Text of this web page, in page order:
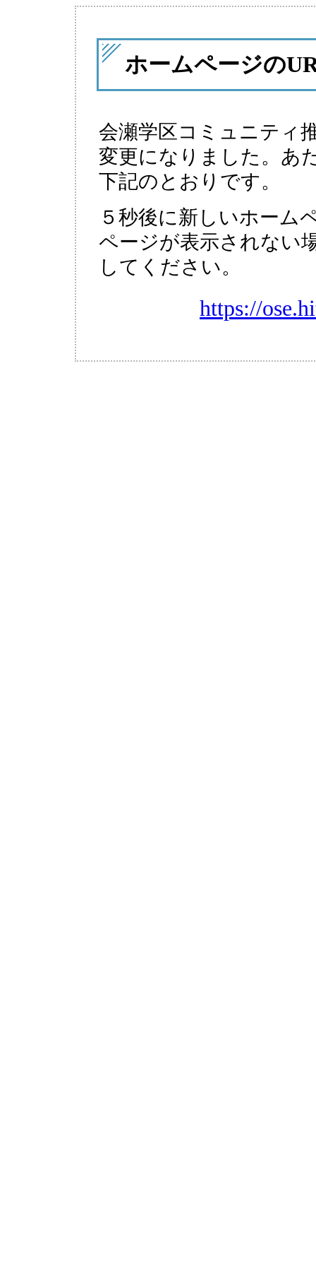
ホームページの
会瀬学区コミュニティ
変更になりました。あ
下記のとおりです。
５秒後に新しいホーム
ページが表示されない
してください。
https://